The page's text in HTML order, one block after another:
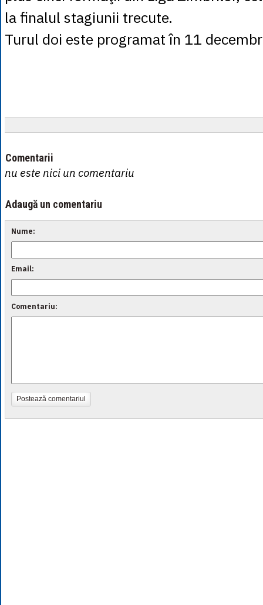
la finalul stagiunii trecute.
Turul doi este programat în 11
Comentarii
nu este nici un comentariu
Adaugă un comentariu
Nume:
Email:
Comentariu:
Postează comentariul